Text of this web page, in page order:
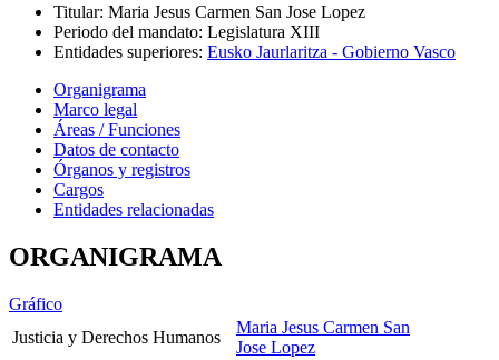
Titular: Maria Jesus Carmen San Jose Lopez
Periodo del mandato: Legislatura XIII
Entidades superiores: Eusko Jaurlaritza - Gobierno Vasco
Organigrama
Marco legal
Áreas / Funciones
Datos de contacto
Órganos y registros
Cargos
Entidades relacionadas
ORGANIGRAMA
Gráfico
Justicia y Derechos Humanos
Maria Jesus Carmen San
Jose Lopez